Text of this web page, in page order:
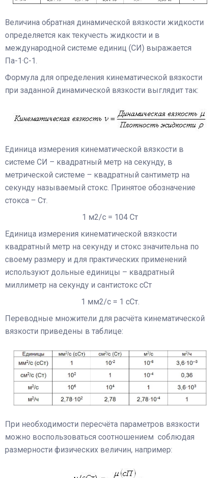
Величина обратная динамической вязкости жидкости
определяется как текучесть жидкости и в
международной системе единиц (СИ) выражается
Па-1·С-1.
Формула для определения кинематической вязкости
при заданной динамической вязкости выглядит так:
Единица измерения кинематической вязкости в
системе СИ – квадратный метр на секунду, в
метрической системе – квадратный сантиметр на
секунду называемый стокс. Принятое обозначение
стокса – Ст.
1 м2/с = 104 Ст
Единица измерения кинематической вязкости
квадратный метр на секунду и стокс значительна по
своему размеру и для практических применений
используют дольные единицы – квадратный
миллиметр на секунду и сантистокс сСт
1 мм2/с = 1 сСт.
Переводные множители для расчёта кинематической
вязкости приведены в таблице:
При необходимости пересчёта параметров вязкости
можно воспользоваться соотношением соблюдая
размерности физических величин, например: